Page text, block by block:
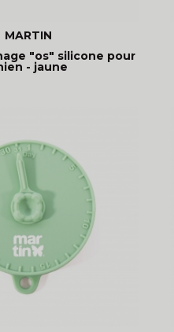
MARTIN
"os" silicone pour
- jaune